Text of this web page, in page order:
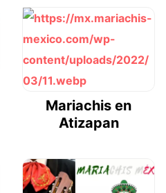
Mariachis en
Atizapan